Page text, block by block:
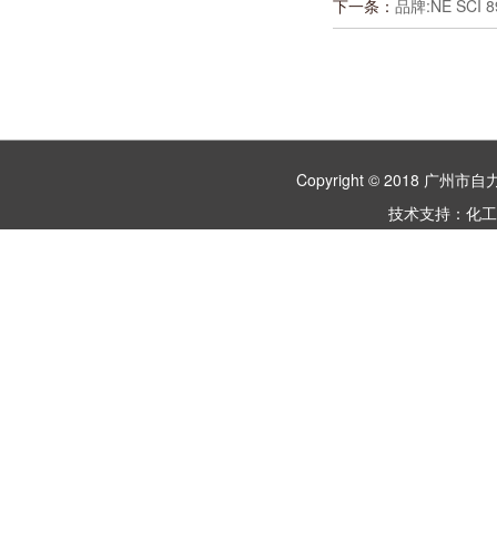
下一条： 品牌:NE SCI
Copyright © 2018 广州市
技术支持： 化